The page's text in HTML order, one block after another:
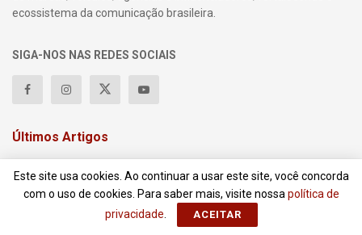
ecossistema da comunicação brasileira.
SIGA-NOS NAS REDES SOCIAIS
Últimos Artigos
Ondina anuncia Camilla Bello como gerente de
Este site usa cookies. Ao continuar a usar este site, você concorda
com o uso de cookies. Para saber mais, visite nossa política de
privacidade
ACEITAR